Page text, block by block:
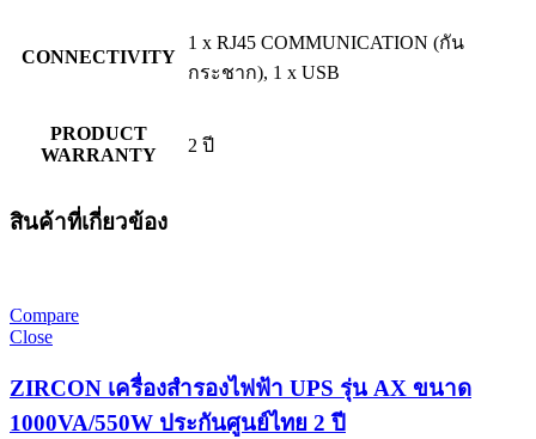
CONNECTIVITY
1 x RJ45 COMMUNICATION (กัน
กระชาก), 1 x USB
PRODUCT
WARRANTY
2 ปี
สินค้าที่เกี่ยวข้อง
Compare
Close
ZIRCON เครื่องสำรองไฟฟ้า UPS รุ่น AX ขนาด
1000VA/550W ประกันศูนย์ไทย 2 ปี